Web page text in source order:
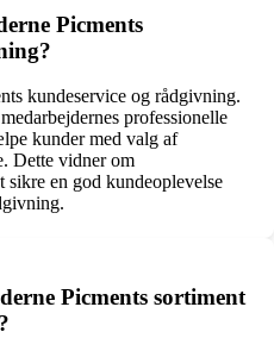
Picments
kundeservice og rådgivning.
professionelle
kunder med valg af
Dette vidner om
sikre en god kundeoplevelse
Picments sortiment